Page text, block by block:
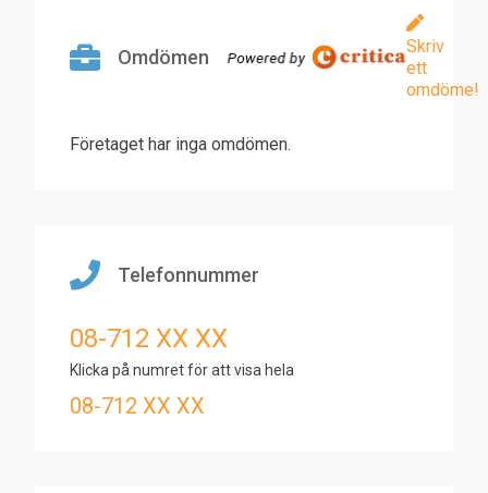
Omdömen
Skriv
ett
omdöme!
Företaget har inga omdömen.
Telefonnummer
08-712 XX XX
Klicka på numret för att visa hela
08-712 XX XX